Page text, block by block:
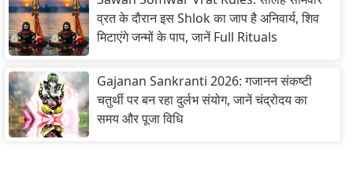
व्रत के दौरान इस Shlok का जाप है अनिवार्य, शिव
मिटाएंगे जन्मों के पाप, जानें Full Rituals
Gajanan Sankranti 2026: गजानन संकष्टी
चतुर्थी पर बन रहा दुर्लभ संयोग, जानें चंद्रोदय का
समय और पूजा विधि